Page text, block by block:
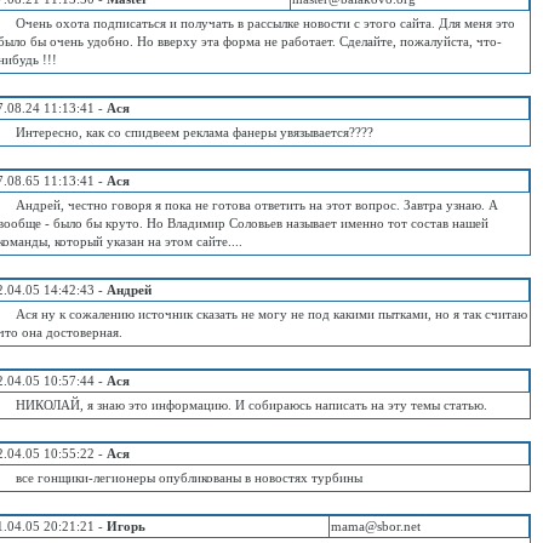
Очень охота подписаться и получать в рассылке новости с этого сайта. Для меня это
бы очень удобно. Но вверху эта форма не работает. Сделайте, пожалуйста, что-
!!!
11:13:41 - Ася
Интересно, как со спидвеем реклама фанеры увязывается????
11:13:41 - Ася
Андрей, честно говоря я пока не готова ответить на этот вопрос. Завтра узнаю. А
- было бы круто. Но Владимир Соловьев называет именно тот состав нашей
который указан на этом сайте....
14:42:43 - Андрей
Ася ну к сожалению источник сказать не могу не под какими пытками, но я так считаю
она достоверная.
10:57:44 - Ася
НИКОЛАЙ, я знаю это информацию. И собираюсь написать на эту темы статью.
10:55:22 - Ася
все гонщики-легионеры опубликованы в новостях турбины
20:21:21 - Игорь
mama@sbor.net